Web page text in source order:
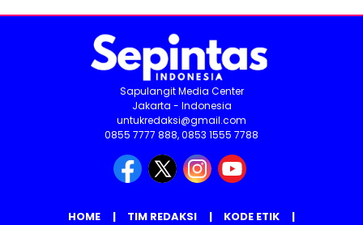
Sapulangit Media Center
Jakarta - Indonesia
untukredaksi@gmail.com
0855 7777 888, 0853 1555 7788
HOME TIM REDAKSI
KODE ETIK